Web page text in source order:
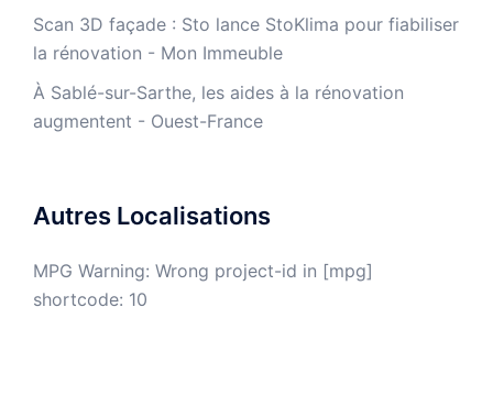
​Scan 3D façade : Sto lance StoKlima pour fiabiliser
la rénovation - Mon Immeuble
À Sablé-sur-Sarthe, les aides à la rénovation
augmentent - Ouest-France
Autres Localisations
MPG Warning: Wrong project-id in [mpg]
shortcode: 10